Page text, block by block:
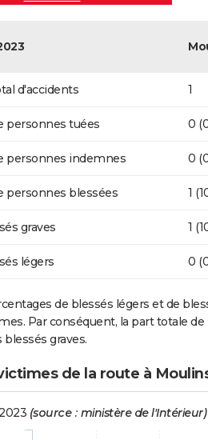
d'accidents 1
personnes tuées 0
personnes indemnes 0
personnes blessées 1
graves 1
légers 0
de blessés légers et de
Par conséquent, la part totale
blessés graves.
de la route à
(source : ministère de l'Intérieur)